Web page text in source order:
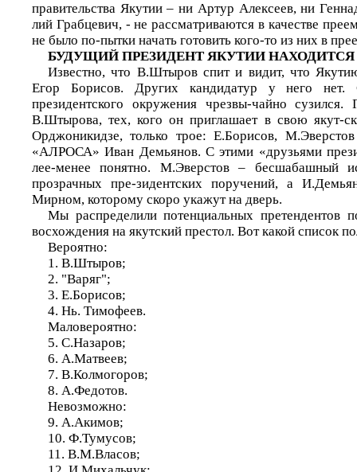
правительства Якутии – ни Артур Алексеев, ни
лий Грабцевич, - не рассматриваются в качестве
не было по-пытки начать готовить кого-то из них в
БУДУЩИЙ ПРЕЗИДЕНТ ЯКУТИИ
Известно, что В.Штыров спит и видит, что
Егор Борисов. Других кандидатур у него нет.
президентского окружения чрезвы-чайно сузился.
В.Штырова, тех, кого он приглашает в свою якут-
Орджоникидзе, только трое: Е.Борисов,
«АЛРОСА» Иван Демьянов. С этими «друзьями
лее-менее понятно. М.Эверстов – бесшабашный
прозрачных пре-зидентских поручений, а
Мирном, которому скоро укажут на дверь.
Мы распределили потенциальных претендентов
восхождения на якутский престол. Вот какой список
Вероятно:
1. В.Штыров;
2. "Варяг";
3. Е.Борисов;
4. Нь. Тимофеев.
Маловероятно:
5. С.Назаров;
6. А.Матвеев;
7. В.Колмогоров;
8. А.Федотов.
Невозможно:
9. А.Акимов;
10. Ф.Тумусов;
11. В.М.Власов;